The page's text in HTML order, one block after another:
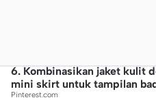
6. Kombinasikan jaket kulit
mini skirt untuk tampilan
Pinterest.com